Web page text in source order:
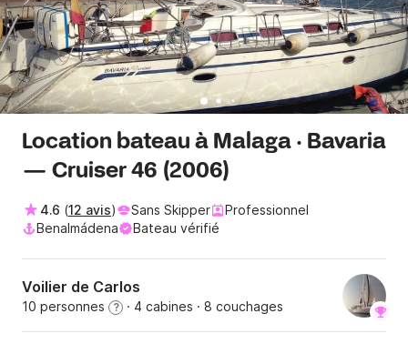
Location bateau à Malaga · Bavaria
— Cruiser 46 (2006)
4.6 (12 avis) Sans Skipper
Professionnel
Benalmádena
Bateau vérifié
Voilier de Carlos
10 personnes ? · 4 cabines · 8 couchages